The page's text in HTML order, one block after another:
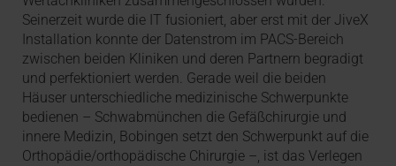
Seinerzeit wurde die IT fusioniert, aber erst mit der JiveX
Installation konnte der Datenstrom im PACS-Bereich
zwischen beiden Kliniken und deren Partnern begradigt
und perfektioniert werden. Gerade weil die beiden
Häuser unterschiedliche medizinische Schwerpunkte
bedienen – Schwabmünchen die Gefäßchirurgie und
innere Medizin, Bobingen setzt den Schwerpunkt auf die
Orthopädie/orthopädische Chirurgie –, ist das Verlegen